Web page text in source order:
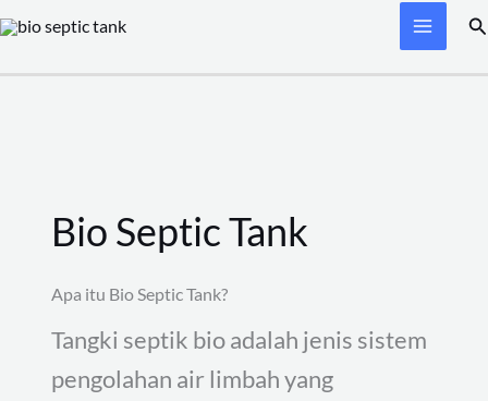
Skip
content
Bio Septic Tank
Apa itu Bio Septic Tank?
Tangki septik bio adalah jenis sistem
pengolahan air limbah yang